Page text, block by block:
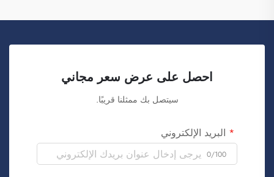
احصل على عرض سعر مجاني
سيتصل بك ممثلنا قريبًا.
البريد الإلكتروني
0/100